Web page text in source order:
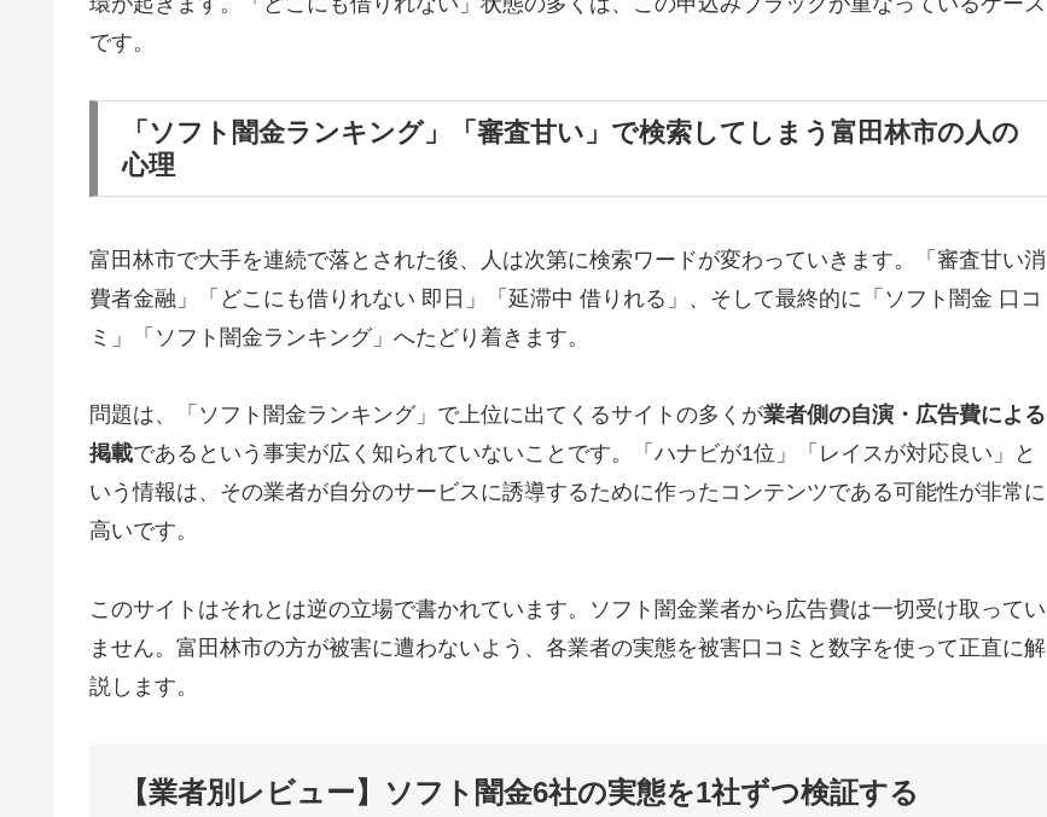
です。
「ソフト闇金ランキング」「審査甘い」で検索してしまう富田林市の人の
心理
富田林市で大手を連続で落とされた後、人は次第に検索ワードが変わっていきます。「審査甘い消
費者金融」「どこにも借りれない 即日」「延滞中 借りれる」、そして最終的に「ソフト闇金 口コ
ミ」「ソフト闇金ランキング」へたどり着きます。
問題は、「ソフト闇金ランキング」で上位に出てくるサイトの多くが業者側の自演・広告費による
掲載であるという事実が広く知られていないことです。「ハナビが1位」「レイスが対応良い」と
いう情報は、その業者が自分のサービスに誘導するために作ったコンテンツである可能性が非常に
高いです。
このサイトはそれとは逆の立場で書かれています。ソフト闇金業者から広告費は一切受け取ってい
ません。富田林市の方が被害に遭わないよう、各業者の実態を被害口コミと数字を使って正直に解
説します。
【業者別レビュー】ソフト闇金6社の実態を1社ずつ検証する